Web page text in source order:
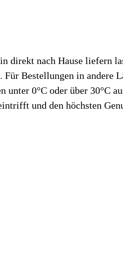
direkt nach Hause liefern
Bestellungen in andere
0°C oder über 30°C
und den höchsten